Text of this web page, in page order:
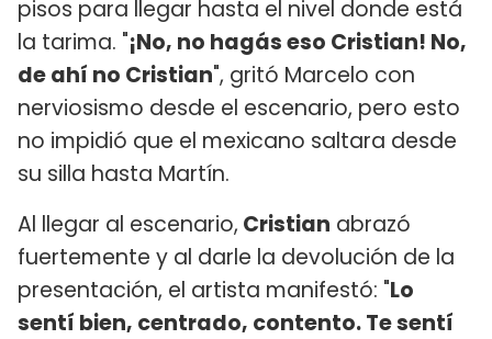
pisos para llegar hasta el nivel donde está
la tarima. "¡No, no hagás eso Cristian! No,
de ahí no Cristian", gritó Marcelo con
nerviosismo desde el escenario, pero esto
no impidió que el mexicano saltara desde
su silla hasta Martín.
Al llegar al escenario, Cristian abrazó
fuertemente y al darle la devolución de la
presentación, el artista manifestó: "Lo
sentí bien, centrado, contento. Te sentí